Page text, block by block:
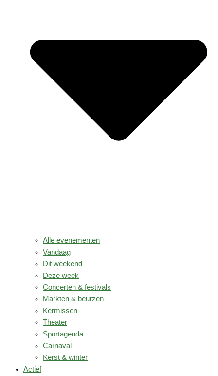
Alle evenementen
Vandaag
Dit weekend
Deze week
Concerten & festivals
Markten & beurzen
Kermissen
Theater
Sportagenda
Carnaval
Kerst & winter
Actief